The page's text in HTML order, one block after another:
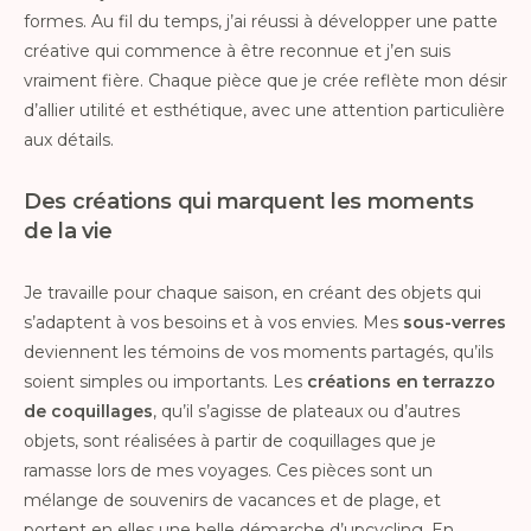
formes. Au fil du temps, j’ai réussi à développer une patte
créative qui commence à être reconnue et j’en suis
vraiment fière. Chaque pièce que je crée reflète mon désir
d’allier utilité et esthétique, avec une attention particulière
aux détails.
Des créations qui marquent les moments
de la vie
Je travaille pour chaque saison, en créant des objets qui
s’adaptent à vos besoins et à vos envies. Mes sous-verres
deviennent les témoins de vos moments partagés, qu’ils
soient simples ou importants. Les créations en terrazzo
de coquillages, qu’il s’agisse de plateaux ou d’autres
objets, sont réalisées à partir de coquillages que je
ramasse lors de mes voyages. Ces pièces sont un
mélange de souvenirs de vacances et de plage, et